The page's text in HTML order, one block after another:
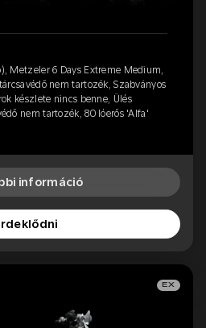
Metzeler 6 Days Extreme Medium,
nem tartozék, Szabványos
készlete nincs benne, Ülés
nem tartozék, 80 lóerős 'Alfa'
információ
EX